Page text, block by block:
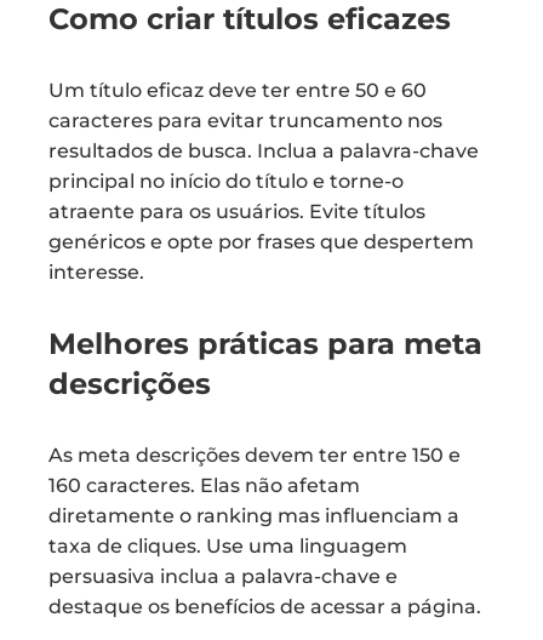
Como criar títulos eficazes
Um título eficaz deve ter entre 50 e 60
caracteres para evitar truncamento nos
resultados de busca. Inclua a palavra-chave
principal no início do título e torne-o
atraente para os usuários. Evite títulos
genéricos e opte por frases que despertem
interesse.
Melhores práticas para meta
descrições
As meta descrições devem ter entre 150 e
160 caracteres. Elas não afetam
diretamente o ranking mas influenciam a
taxa de cliques. Use uma linguagem
persuasiva inclua a palavra-chave e
destaque os benefícios de acessar a página.